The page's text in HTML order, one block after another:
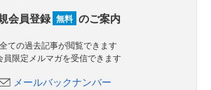
会員登録 無料 のご案内
全ての過去記事が閲覧できます
員限定メルマガを受信できます
メールバックナンバー